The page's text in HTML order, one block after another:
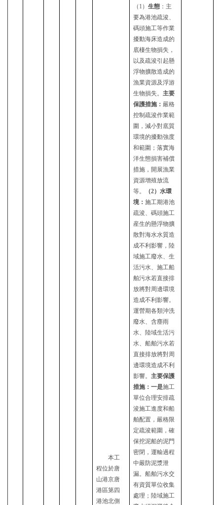
本工
程位於唐
山港京唐
港區第四
港池北側
（ 1）生態 ：主
要為港池疏浚、
碼頭施工等作業
擾動海床造成的
底棲生物損失，
以及疏浚引起懸
浮物擴散造成的
漁業資源及浮游
生物損失。主要
保護措施： 嚴格
控制疏浚作業範
圍，減小對底質
環境的擾動強度
和範圍；落實海
洋生態損害補償
措施，開展漁業
資源增殖放流
等。 （2）水環
境 ：施工期港池
疏浚、碼頭施工
産生的懸浮物擴
散對海水水質造
成不利影響，陸
域施工廢水、生
活污水、施工船
舶污水若直接排
放將對周邊環境
造成不利影響。
運營期各類沖洗
廢水、含塵雨
水、陸域生活污
水、船舶污水若
直接排放將對周
邊環境造成不利
影響。主要保護
措施：一是施工
單位合理安排疏
浚施工進度和船
舶配置，嚴格限
定疏浚範圍，確
保挖泥船的泥門
密閉，運輸過程
中嚴防泥漿泄
漏。船舶污水交
有資質單位收集
處理；陸域施工